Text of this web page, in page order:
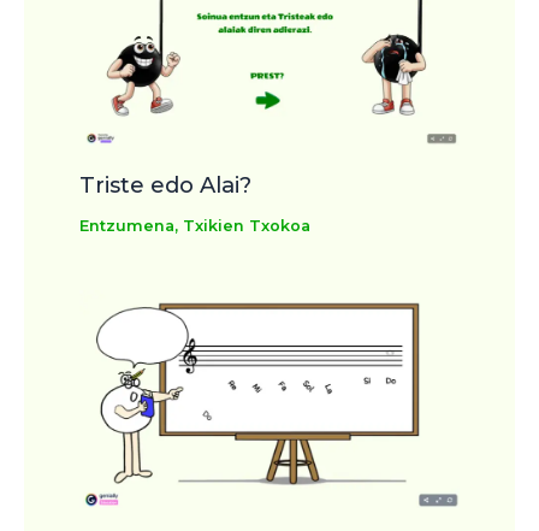
Triste edo Alai?
Entzumena, Txikien Txokoa